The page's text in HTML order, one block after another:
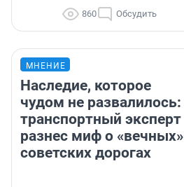
860 Обсудить
МНЕНИЕ
Наследие, которое
чудом не развалилось:
транспортный эксперт
разнес миф о «вечных»
советских дорогах